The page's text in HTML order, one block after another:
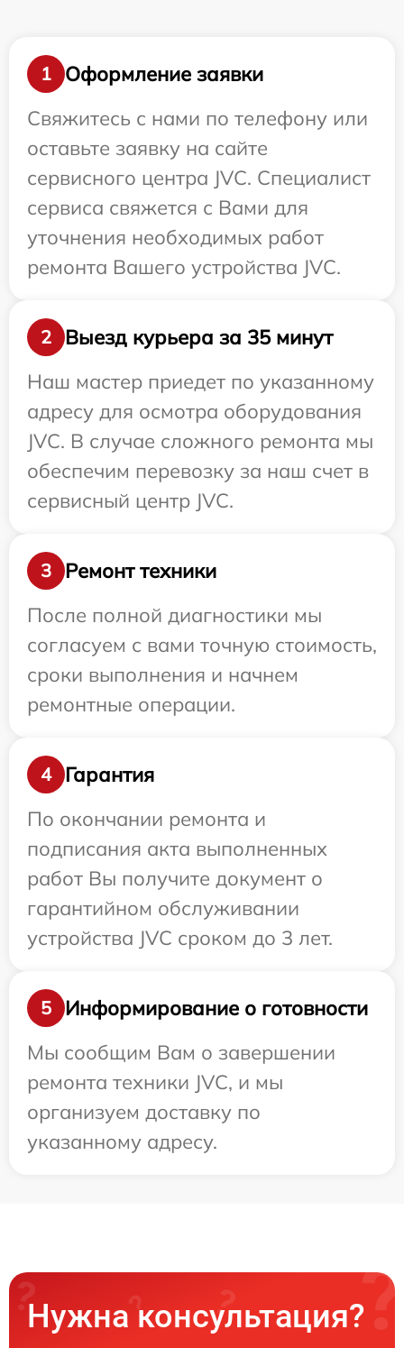
1
Оформление заявки
Свяжитесь с нами по телефону или
оставьте заявку на сайте
сервисного центра JVC. Специалист
сервиса свяжется с Вами для
уточнения необходимых работ
ремонта Вашего устройства JVC.
2
Выезд курьера за 35 минут
Наш мастер приедет по указанному
адресу для осмотра оборудования
JVC. В случае сложного ремонта мы
обеспечим перевозку за наш счет в
сервисный центр JVC.
3
Ремонт техники
После полной диагностики мы
согласуем с вами точную стоимость,
сроки выполнения и начнем
ремонтные операции.
4
Гарантия
По окончании ремонта и
подписания акта выполненных
работ Вы получите документ о
гарантийном обслуживании
устройства JVC сроком до 3 лет.
5
Информирование о готовности
Мы сообщим Вам о завершении
ремонта техники JVC, и мы
организуем доставку по
указанному адресу.
Нужна консультация?